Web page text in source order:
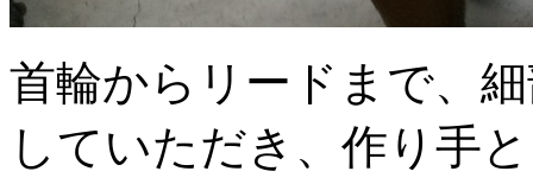
首輪からリードまで、
していただき、作り手